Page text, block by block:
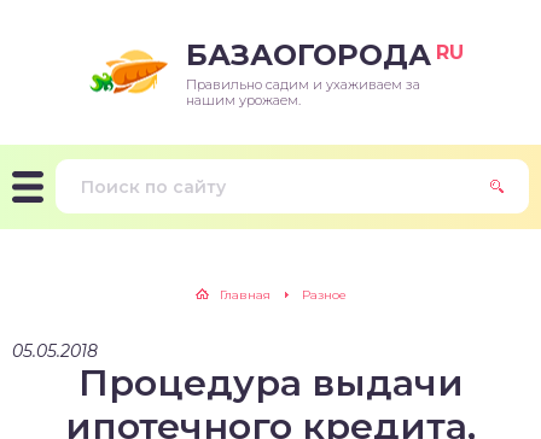
БАЗАОГОРОДА RU
Правильно садим и ухаживаем за
нашим урожаем.
Главная Разное
05.05.2018
Процедура выдачи
ипотечного кредита,